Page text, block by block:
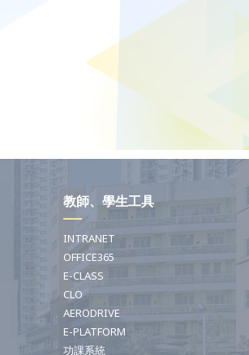
教師、學生工具
INTRANET
OFFICE365
E-CLASS
CLO
AERODRIVE
E-PLATFORM
功課系統